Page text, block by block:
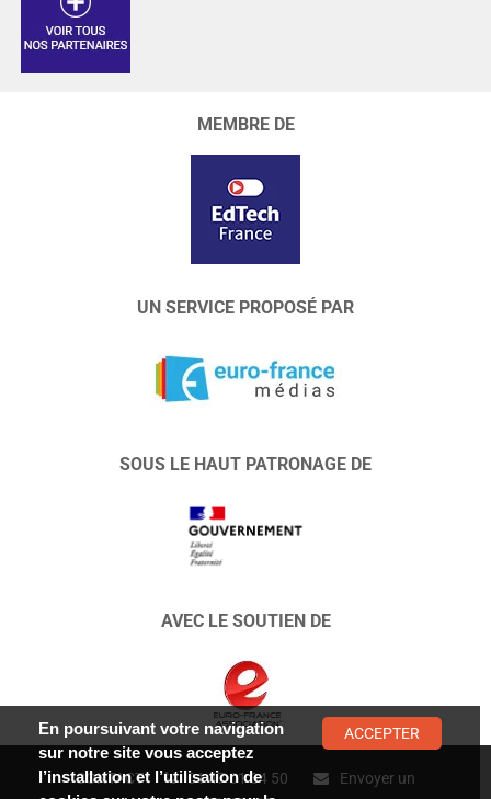
MEMBRE DE
UN SERVICE PROPOSÉ PAR
SOUS LE HAUT PATRONAGE DE
AVEC LE SOUTIEN DE
CONTACT : 01 47 01 34 50
Envoyer un
En poursuivant votre navigation
sur notre site vous acceptez
l’installation et l’utilisation de
ACCEPTER